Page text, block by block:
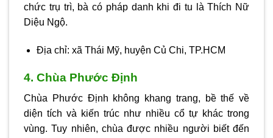
chức trụ trì, bà có pháp danh khi đi tu là Thích Nữ
Diệu Ngộ.
Địa chỉ: xã Thái Mỹ, huyện Củ Chi, TP.HCM
4. Chùa Phước Định
Chùa Phước Định không khang trang, bề thế về
diện tích và kiến trúc như nhiều cổ tự khác trong
vùng. Tuy nhiên, chùa được nhiều người biết đến